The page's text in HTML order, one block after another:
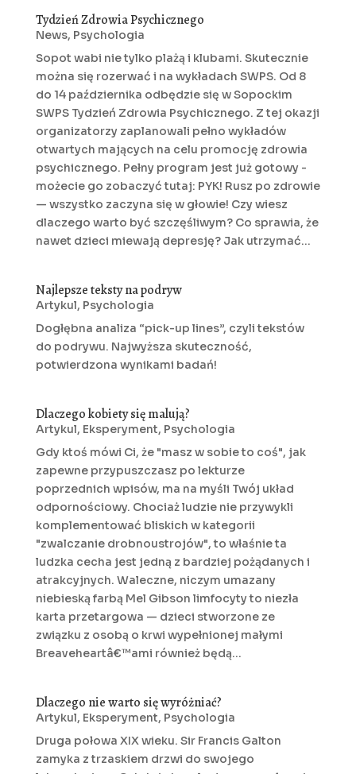
Tydzień Zdrowia Psychicznego
News, Psychologia
Sopot wabi nie tylko plażą i klubami. Skutecznie
można się rozerwać i na wykładach SWPS. Od 8
do 14 października odbędzie się w Sopockim
SWPS Tydzień Zdrowia Psychicznego. Z tej okazji
organizatorzy zaplanowali pełno wykładów
otwartych mających na celu promocję zdrowia
psychicznego. Pełny program jest już gotowy -
możecie go zobaczyć tutaj: PYK! Rusz po zdrowie
— wszystko zaczyna się w głowie! Czy wiesz
dlaczego warto być szczęśliwym? Co sprawia, że
nawet dzieci miewają depresję? Jak utrzymać...
Najlepsze teksty na podryw
Artykul, Psychologia
Dogłębna analiza “pick-up lines”, czyli tekstów
do podrywu. Najwyższa skuteczność,
potwierdzona wynikami badań!
Dlaczego kobiety się malują?
Artykul, Eksperyment, Psychologia
Gdy ktoś mówi Ci, że "masz w sobie to coś", jak
zapewne przypuszczasz po lekturze
poprzednich wpisów, ma na myśli Twój układ
odpornościowy. Chociaż ludzie nie przywykli
komplementować bliskich w kategorii
"zwalczanie drobnoustrojów", to właśnie ta
ludzka cecha jest jedną z bardziej pożądanych i
atrakcyjnych. Waleczne, niczym umazany
niebieską farbą Mel Gibson limfocyty to niezła
karta przetargowa — dzieci stworzone ze
związku z osobą o krwi wypełnionej małymi
Breaveheartâ€™ami również będą...
Dlaczego nie warto się wyróżniać?
Artykul, Eksperyment, Psychologia
Druga połowa XIX wieku. Sir Francis Galton
zamyka z trzaskiem drzwi do swojego